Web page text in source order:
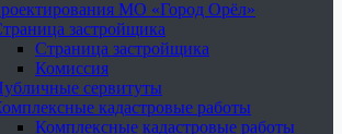
МО «Город Орёл»
застройщика
Страница застройщика
Комиссия
сервитуты
кадастровые работы
Комплексные кадастровые работы